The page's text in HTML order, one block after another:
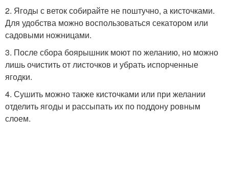
2. Ягоды с веток собирайте не поштучно, а кисточками.
Для удобства можно воспользоваться секатором или
садовыми ножницами.
3. После сбора боярышник моют по желанию, но можно
лишь очистить от листочков и убрать испорченные
ягодки.
4. Сушить можно также кисточками или при желании
отделить ягоды и рассыпать их по поддону ровным
слоем.